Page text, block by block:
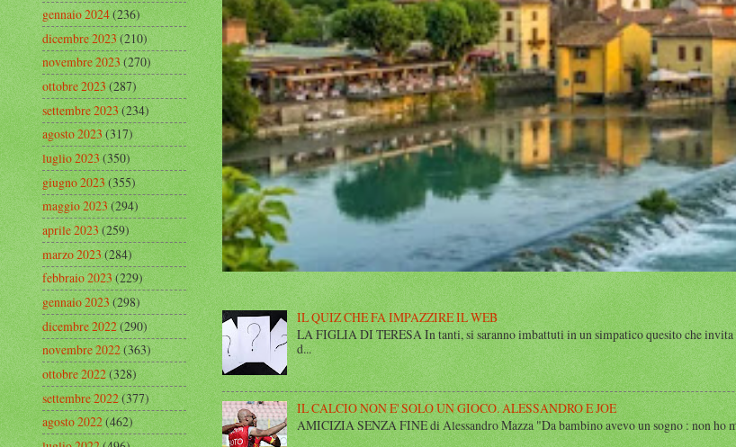
IL QUIZ CHE FA IMPAZZIRE IL WEB
LA FIGLIA DI TERESA In tanti, si saranno imbattuti in un simpatico quesito che invita
d...
IL CALCIO NON E' SOLO UN GIOCO. ALESSANDRO E JOE
AMICIZIA SENZA FINE di Alessandro Mazza "Da bambino avevo un sogno : non ho
gennaio 2024(236)
dicembre 2023(210)
novembre 2023(270)
ottobre 2023(287)
settembre 2023(234)
agosto 2023(317)
luglio 2023(350)
giugno 2023(355)
maggio 2023(294)
aprile 2023(259)
marzo 2023(284)
febbraio 2023(229)
gennaio 2023(298)
dicembre 2022(290)
novembre 2022(363)
ottobre 2022(328)
settembre 2022(377)
agosto 2022(462)